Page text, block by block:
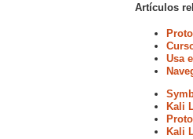
Artículos
Usa
Kali
Kali